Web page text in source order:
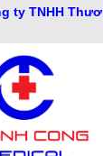
ty TNHH